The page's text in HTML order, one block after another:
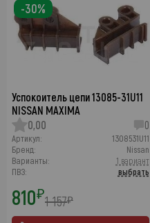
Успокоитель цепи 13085-31U11
NISSAN MAXIMA
0,00
0
Артикул:
1308531U11
Бренд:
Nissan
Варианты:
1 вариант
ПВЗ:
выбрать
810₽1 157₽
-30%